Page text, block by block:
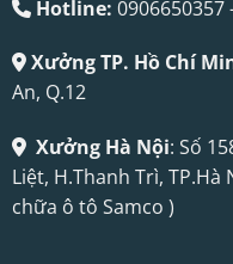
Hotline: 0906650357
Xưởng TP. Hồ Chí
An, Q.12
Xưởng Hà Nội: Số
Liệt, H.Thanh Trì,
chữa ô tô Samco )